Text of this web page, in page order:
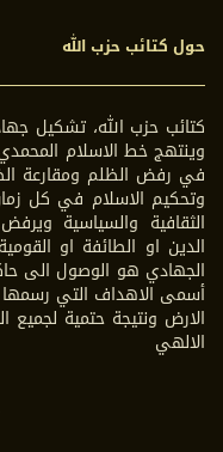
حول كتائب حزب الله
كتائب حزب الله، تشكيل
وينتهج خط الاسلام
في رفض الظلم ومقارعة
وتحكيم الاسلام في كل
الثقافية والسياسية
الدين او الطائفة او
الجهادي هو الوصول الى
أسمى الاهداف التي رسمها
الارض ونتيجة حتمية لجميع
الالهي